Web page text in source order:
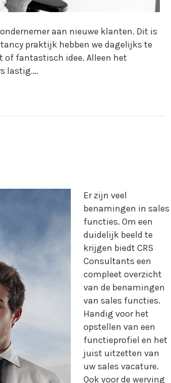
aan nieuwe klanten. Dit is
praktijk hebben we dagelijks te
of fantastisch idee. Alleen het
lastig.…
Er zijn veel
benamingen in sales
functies. Om een
duidelijk beeld te
krijgen biedt CRS
Consultants een
compleet overzicht
van de benamingen
van sales functies.
Handig voor het
opstellen van een
functieprofiel en het
juist uitzetten van
uw sales vacature.
Ook voor de werving